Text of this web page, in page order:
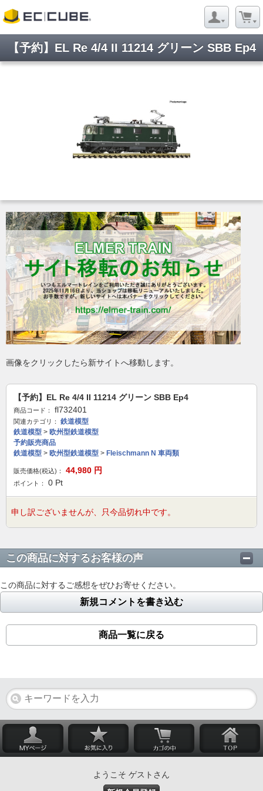
【予約】EL Re 4/4 II 11214 グリーン SBB Ep4
画像をクリックしたら新サイトへ移動します。
【予約】EL Re 4/4 II 11214 グリーン SBB Ep4
商品コード： fl732401
関連カテゴリ：
鉄道模型
鉄道模型 > 欧州型鉄道模型
予約販売商品
鉄道模型 > 欧州型鉄道模型 > Fleischmann N 車両類
販売価格(税込)： 44,980 円
ポイント： 0 Pt
申し訳ございませんが、只今品切れ中です。
この商品に対するお客様の声
この商品に対するご感想をぜひお寄せください。
新規コメントを書き込む
商品一覧に戻る
ようこそ ゲストさん